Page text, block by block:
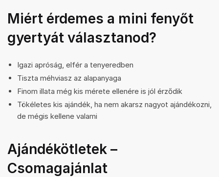
Miért érdemes a mini fenyőt
gyertyát választanod?
Igazi apróság, elfér a tenyeredben
Tiszta méhviasz az alapanyaga
Finom illata még kis mérete ellenére is jól érződik
Tökéletes kis ajándék, ha nem akarsz nagyot ajándékozni,
de mégis kellene valami
Ajándékötletek –
Csomagajánlat